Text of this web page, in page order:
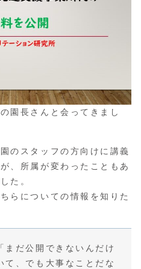
園長さんと会ってきまし
のスタッフの方向けに講義
、所属が変わったこともあ
た。
らについての情報を知りた
まだ公開できないんだけ
て、でも大事なことだな